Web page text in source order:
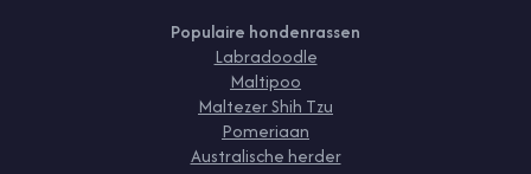
Populaire hondenrassen
Labradoodle
Maltipoo
Maltezer Shih Tzu
Pomeriaan
Australische herder